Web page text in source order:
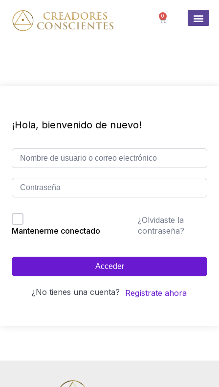
0
¡Hola, bienvenido de nuevo!
Mantenerme conectado
¿Olvidaste la
contraseña?
Acceder
¿No tienes una cuenta? Regístrate ahora